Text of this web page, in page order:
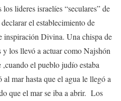
lideres israelíes “seculares” de
el establecimiento de
inspiración Divina. Una chispa de
los llevó a actuar como Najshón
el pueblo judío estaba
al mar hasta que el agua le llegó a
que el mar se iba a abrir. Los